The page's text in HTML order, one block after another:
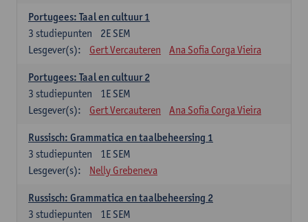
Portugees: Taal en cultuur 1
2E SEM
3 studiepunten
Lesgever(s):
Gert Vercauteren Ana Sofia Corga Vieira
Portugees: Taal en cultuur 2
1E SEM
3 studiepunten
Lesgever(s):
Gert Vercauteren Ana Sofia Corga Vieira
Russisch: Grammatica en taalbeheersing 1
1E SEM
3 studiepunten
Lesgever(s):
Nelly Grebeneva
Russisch: Grammatica en taalbeheersing 2
1E SEM
3 studiepunten